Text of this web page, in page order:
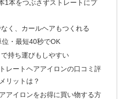
1本をつぶさずストレートにプ
く、カールヘアもつくれる
・最短40秒でOK
持ち運びもしやすい
レートヘアアイロンの口コミ評
リットは？
アイロンをお得に買い物する方